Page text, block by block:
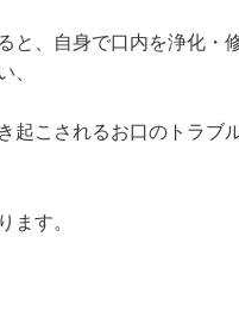
と、自身で口内を浄化・
、
起こされるお口のトラブ
ます。